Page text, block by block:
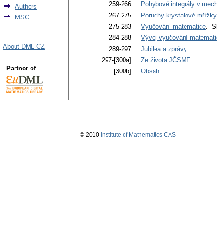
259-266
Pohybové integrály v
267-275
Poruchy krystalové
275-283
Vyučování matematice.
284-288
Vývoj vyučování
289-297
Jubilea a zprávy.
297-[300a]
Ze života JČSMF.
[300b]
Obsah.
Authors
MSC
About DML-CZ
Partner of
© 2010 Institute of Mathematics CAS